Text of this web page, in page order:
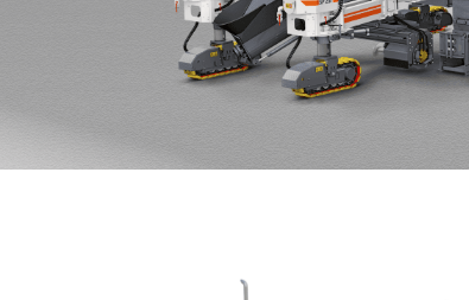
SURFACE MINER И
CROSS APPLICATION